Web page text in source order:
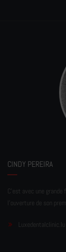
CINDY PEREIRA
C'est avec une
l'ouverture de son
Luxedentalclinic.lu